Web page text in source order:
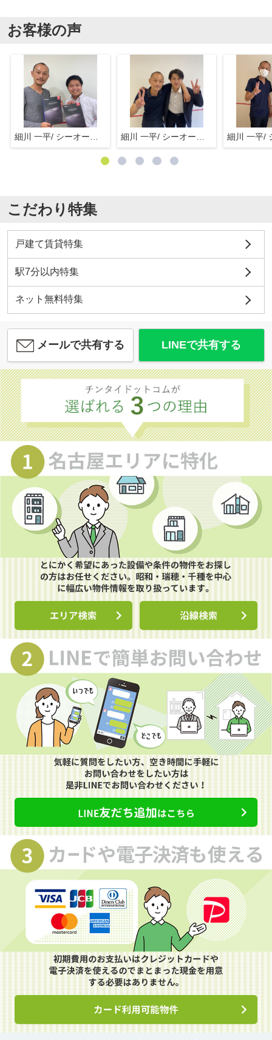
お客様の声
細川 一平/ シーオーエム(株) 細川 一平/ シーオーエム(株)
こだわり特集
戸建て賃貸特集
駅7分以内特集
ネット無料特集
メールで共有する LINEで共有する